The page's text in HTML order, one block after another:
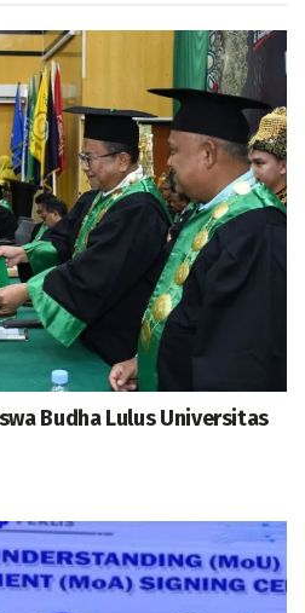
Budha Lulus Universitas